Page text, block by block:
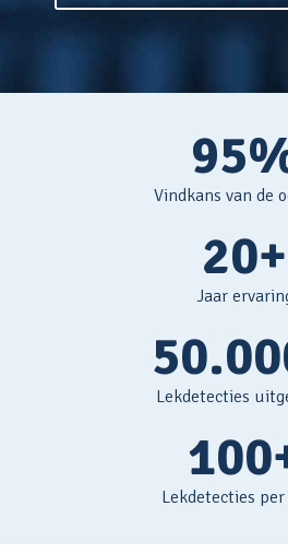
Vindkans van de
20+
Jaar
Lekdetecties
Lekdetecties